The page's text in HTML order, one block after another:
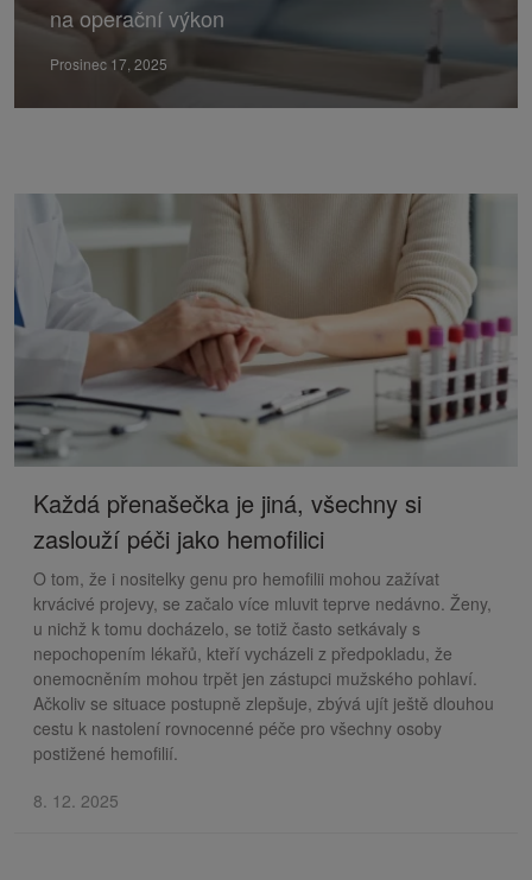
na operační výkon
Prosinec 17, 2025
Každá přenašečka je jiná, všechny si
zaslouží péči jako hemofilici
O tom, že i nositelky genu pro hemofilii mohou zažívat
krvácivé projevy, se začalo více mluvit teprve nedávno. Ženy,
u nichž k tomu docházelo, se totiž často setkávaly s
nepochopením lékařů, kteří vycházeli z předpokladu, že
onemocněním mohou trpět jen zástupci mužského pohlaví.
Ačkoliv se situace postupně zlepšuje, zbývá ujít ještě dlouhou
cestu k nastolení rovnocenné péče pro všechny osoby
postižené hemofilií.
8. 12. 2025